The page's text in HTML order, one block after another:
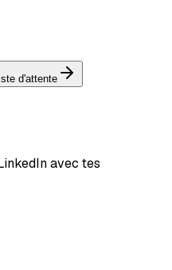
d'attente
avec tes